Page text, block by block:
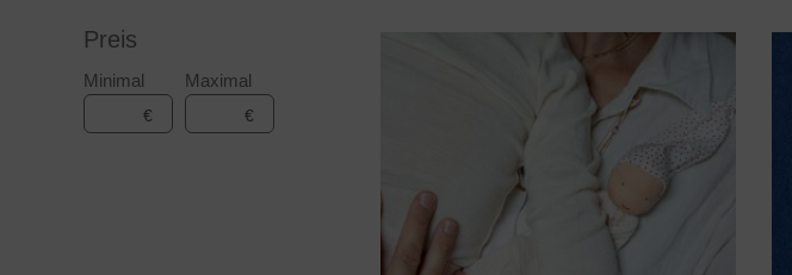
Preis
Minimal
€
Maximal
€